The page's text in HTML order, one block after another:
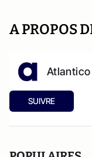
A PROPOS
SUIVRE